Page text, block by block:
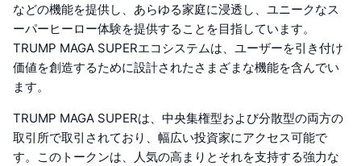
などの機能を提供し、あらゆる家庭に浸透し、ユニークなス
ーパーヒーロー体験を提供することを目指しています。
TRUMP MAGA SUPERエコシステムは、ユーザーを引き付け
価値を創造するために設計されたさまざまな機能を含んでい
ます。
TRUMP MAGA SUPERは、中央集権型および分散型の両方の
取引所で取引されており、幅広い投資家にアクセス可能で
す。このトークンは、人気の高まりとそれを支持する強力な